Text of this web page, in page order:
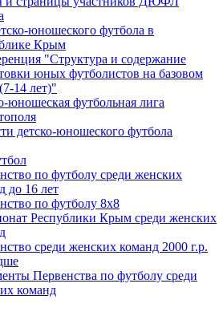
юношеского футбола в
Крым
"Структура и содержание
юных футболистов на базовом
14 лет)"
юношеская футбольная лига
детско-юношеского футбола
по футболу среди женских
до 16 лет
по футболу 8х8
Республики Крым среди женских
среди женских команд 2000 г.р.
Первенства по футболу среди
команд